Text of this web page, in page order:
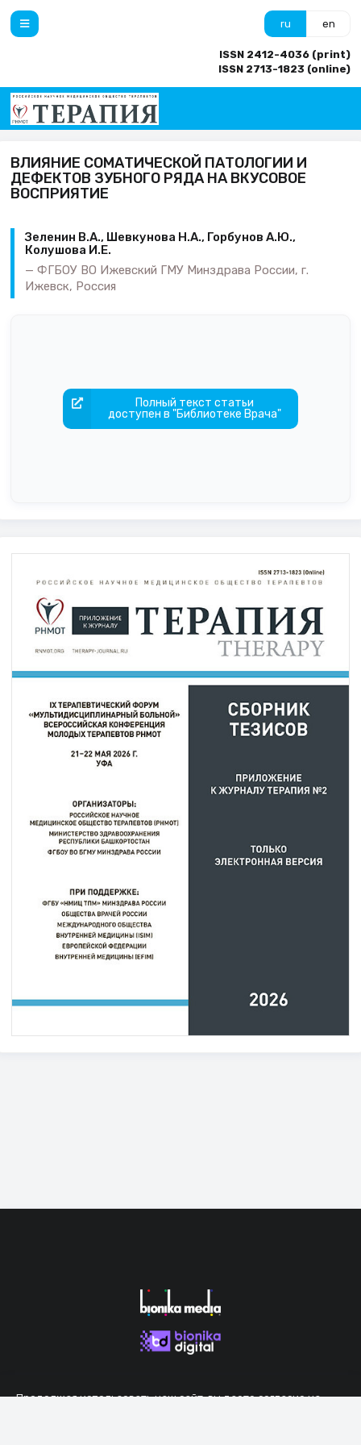
ru en
ISSN 2412-4036 (print)
ISSN 2713-1823 (online)
ВЛИЯНИЕ СОМАТИЧЕСКОЙ ПАТОЛОГИИ И
ДЕФЕКТОВ ЗУБНОГО РЯДА НА ВКУСОВОЕ
ВОСПРИЯТИЕ
Зеленин В.А., Шевкунова Н.А., Горбунов А.Ю.,
Колушова И.Е.
ФГБОУ ВО Ижевский ГМУ Минздрава России, г.
Ижевск, Россия
Полный текст статьи
доступен в "Библиотеке Врача"
Продолжая использовать наш сайт, вы даете согласие на